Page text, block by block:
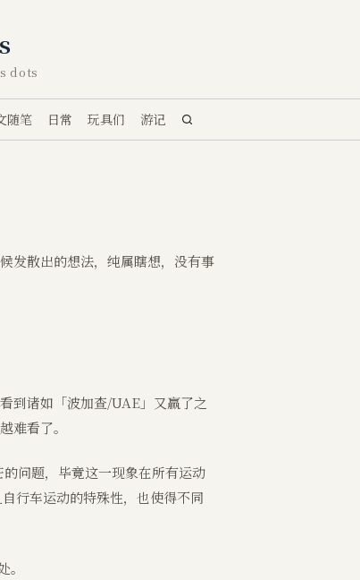
dots
随笔 日常 玩具们 游记
发散出的想法，纯属瞎想，没有事
到诸如「波加查/UAE」又赢了之
难看了。
问题，毕竟这一现象在所有运动
行车运动的特殊性，也使得不同